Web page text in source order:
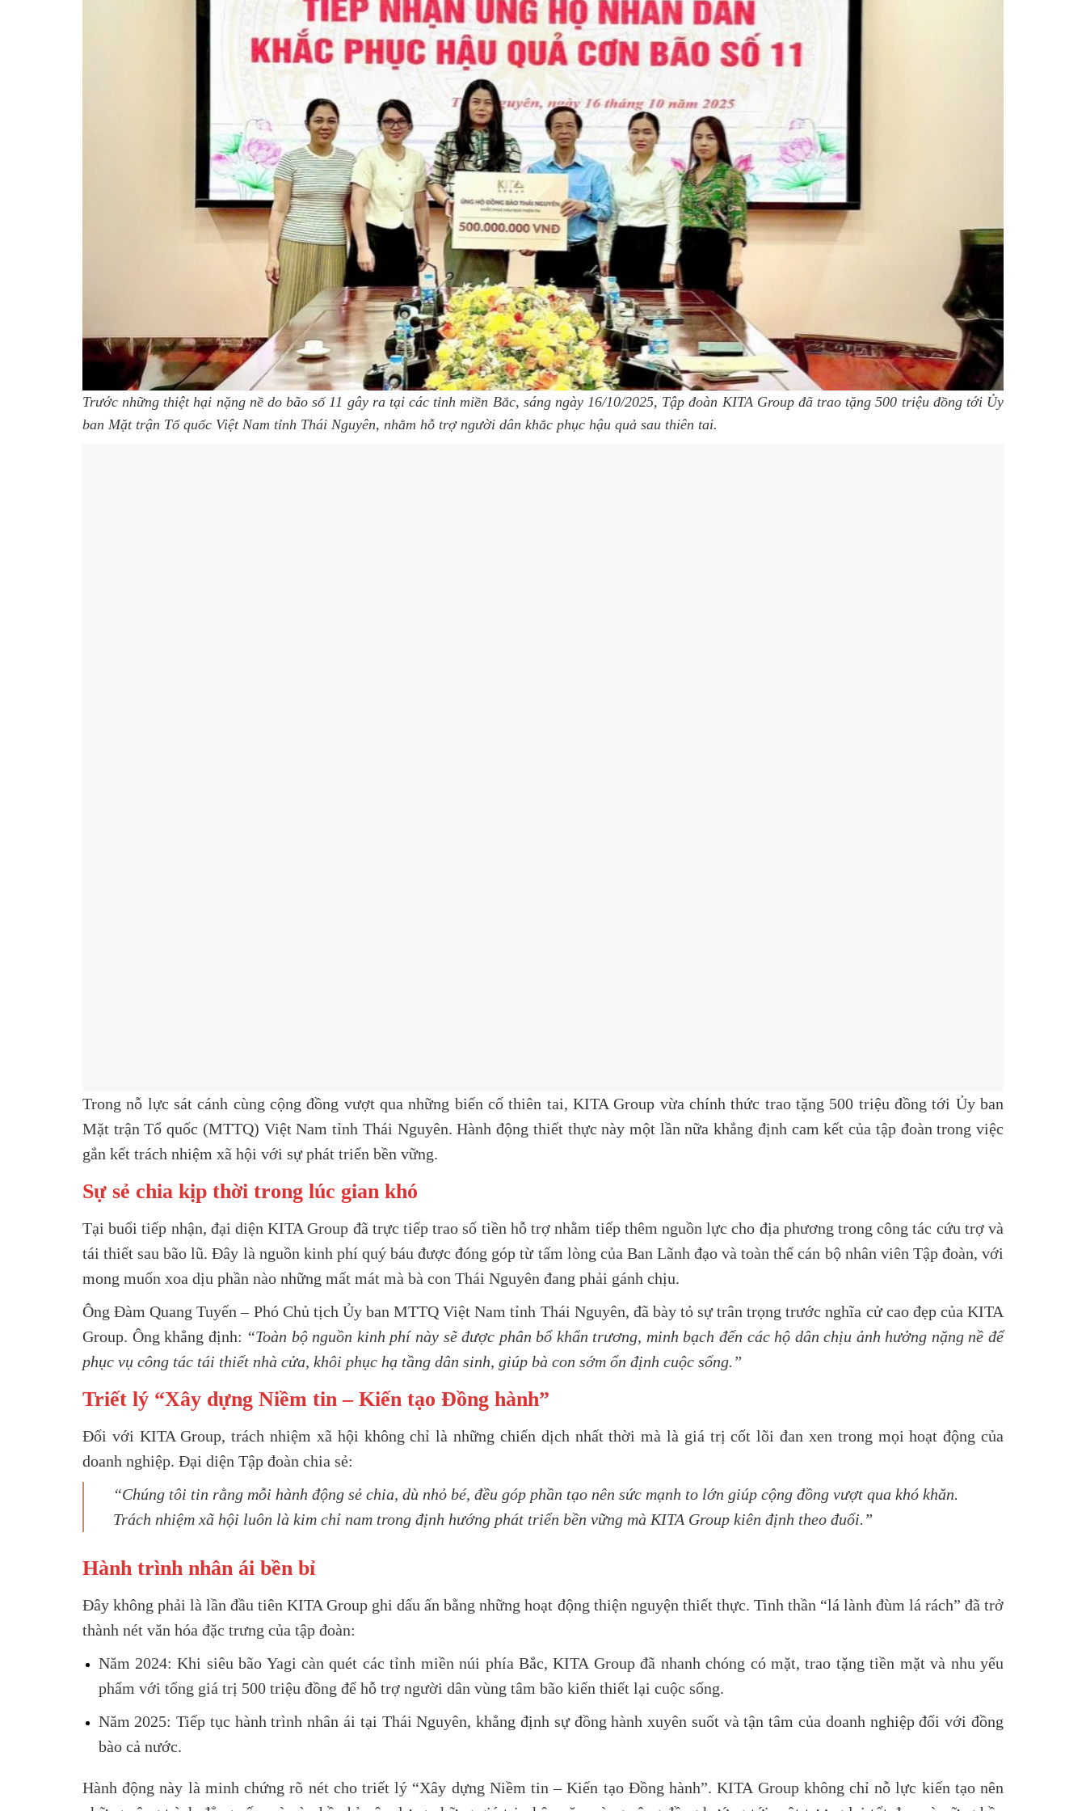
Trước những thiệt hại nặng nề do bão số 11 gây ra tại các tỉnh miền Bắc, sáng ngày 16/10/2025, Tập đoàn KITA Group đã trao tặng 500 triệu đồng tới Ủy
ban Mặt trận Tổ quốc Việt Nam tỉnh Thái Nguyên, nhằm hỗ trợ người dân khắc phục hậu quả sau thiên tai.
Trong nỗ lực sát cánh cùng cộng đồng vượt qua những biến cố thiên tai, KITA Group vừa chính thức trao tặng 500 triệu đồng tới Ủy ban
Mặt trận Tổ quốc (MTTQ) Việt Nam tỉnh Thái Nguyên. Hành động thiết thực này một lần nữa khẳng định cam kết của tập đoàn trong việc
gắn kết trách nhiệm xã hội với sự phát triển bền vững.
Sự sẻ chia kịp thời trong lúc gian khó
Tại buổi tiếp nhận, đại diện KITA Group đã trực tiếp trao số tiền hỗ trợ nhằm tiếp thêm nguồn lực cho địa phương trong công tác cứu trợ và
tái thiết sau bão lũ. Đây là nguồn kinh phí quý báu được đóng góp từ tấm lòng của Ban Lãnh đạo và toàn thể cán bộ nhân viên Tập đoàn, với
mong muốn xoa dịu phần nào những mất mát mà bà con Thái Nguyên đang phải gánh chịu.
ÔngĐàm Quang Tuyến – Phó Chủ tịch Ủy ban MTTQ Việt Nam tỉnh Thái Nguyên, đã bày tỏ sự trân trọng trước nghĩa cử cao đẹp của KITA
Group. Ông khẳng định: “Toàn bộ nguồn kinh phí này sẽ được phân bổ khẩn trương, minh bạch đến các hộ dân chịu ảnh hưởng nặng nề để
phục vụ công tác tái thiết nhà cửa, khôi phục hạ tầng dân sinh, giúp bà con sớm ổn định cuộc sống.”
Triết lý “Xây dựng Niềm tin – Kiến tạo Đồng hành”
Đối với KITA Group, trách nhiệm xã hội không chỉ là những chiến dịch nhất thời mà là giá trị cốt lõi đan xen trong mọi hoạt động của
doanh nghiệp. Đại diện Tập đoàn chia sẻ:
“Chúng tôi tin rằng mỗi hành động sẻ chia, dù nhỏ bé, đều góp phần tạo nên sức mạnh to lớn giúp cộng đồng vượt qua khó khăn.
Trách nhiệm xã hội luôn là kim chỉ nam trong định hướng phát triển bền vững mà KITA Group kiên định theo đuổi.”
Hành trình nhân ái bền bỉ
Đây không phải là lần đầu tiên KITA Group ghi dấu ấn bằng những hoạt động thiện nguyện thiết thực. Tinh thần “lá lành đùm lá rách” đã trở
thành nét văn hóa đặc trưng của tập đoàn:
Năm 2024: Khi siêu bão Yagi càn quét các tỉnh miền núi phía Bắc, KITA Group đã nhanh chóng có mặt, trao tặng tiền mặt và nhu yếu
phẩm với tổng giá trị 500 triệu đồng để hỗ trợ người dân vùng tâm bão kiến thiết lại cuộc sống.
Năm 2025: Tiếp tục hành trình nhân ái tại Thái Nguyên, khẳng định sự đồng hành xuyên suốt và tận tâm của doanh nghiệp đối với đồng
bào cả nước.
Hành động này là minh chứng rõ nét cho triết lý “Xây dựng Niềm tin – Kiến tạo Đồng hành”. KITA Group không chỉ nỗ lực kiến tạo nên